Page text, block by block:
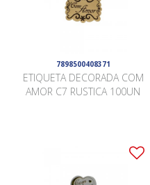
7898500408371
ETIQUETA DECORADA COM
AMOR C7 RUSTICA 100UN